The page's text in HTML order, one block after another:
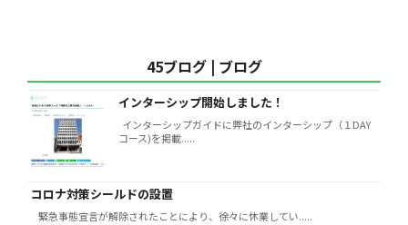
45ブログ | ブログ
インターシップ開始しました！
インターシップガイドに弊社のインターシップ（１DAY
コース)を掲載.....
コロナ対策シールドの設置
緊急事態宣言が解除されたことにより、徐々に休業してい.....